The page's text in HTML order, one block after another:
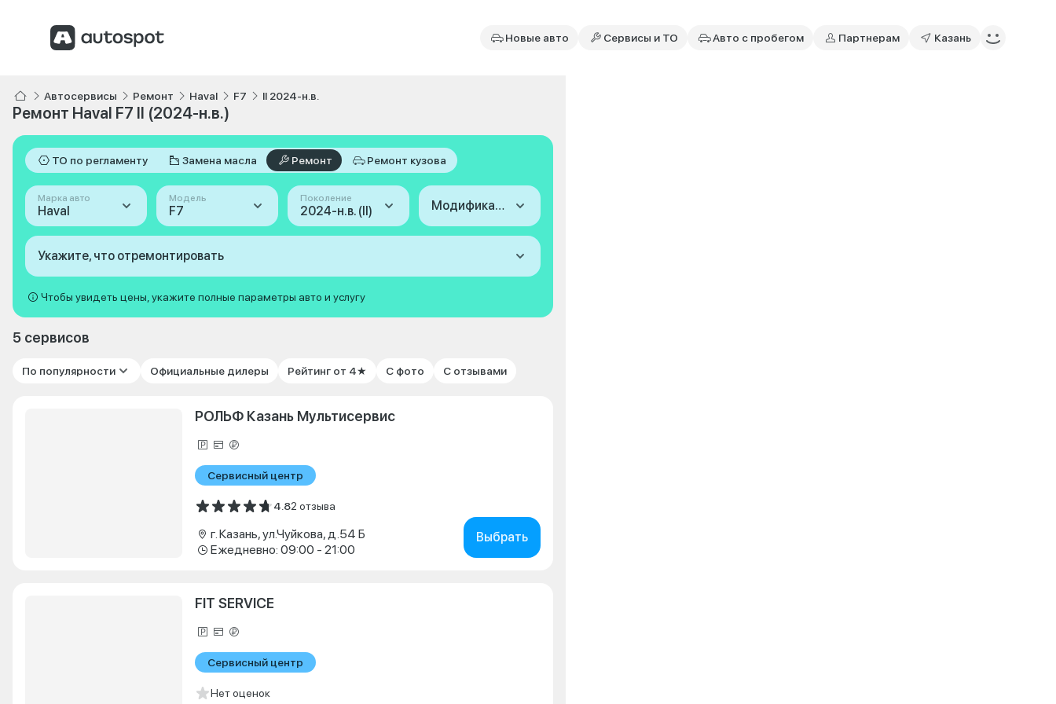
Новые авто Сервисы и ТО Авто с пробегом Партнерам Казань
Автосервисы Ремонт Haval F7 II 2024-н.в.
Ремонт Haval F7 II (2024-н.в.)
ТО по регламенту Замена масла Ремонт Ремонт кузова
Марка авто
Haval
Модель
F7
Поколение
2024-н.в. (II) Модификация
Укажите, что отремонтировать
Чтобы увидеть цены, укажите полные параметры авто и услугу
5 сервисов
По популярности Официальные дилеры Рейтинг от 4★ С фото С отзывами
РОЛЬФ Казань Мультисервис
Сервисный центр
4.82 отзыва
г. Казань, ул.Чуйкова, д.54 Б
Ежедневно: 09:00 - 21:00
Выбрать
FIT SERVICE
Сервисный центр
Нет оценок